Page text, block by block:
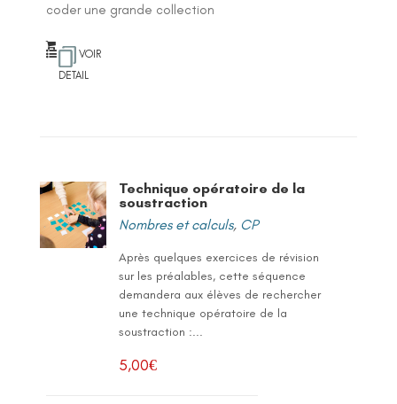
coder une grande collection
VOIR
DETAIL
Technique opératoire de la
soustraction
Nombres et calculs, CP
Après quelques exercices de révision
sur les préalables, cette séquence
demandera aux élèves de rechercher
une technique opératoire de la
soustraction :...
5,00€